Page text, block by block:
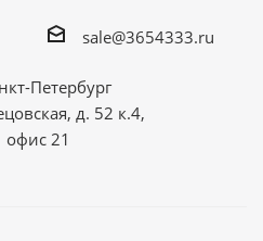
sale@3654333.ru
Петербург
д. 52 к.4,
офис 21